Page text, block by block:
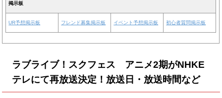
掲示板
UR予想掲示板 フレンド募集掲示板 イベント予想掲示板 初心者質問掲示板
ラブライブ！スクフェス アニメ2期がNHKE
テレにて再放送決定！放送日・放送時間など